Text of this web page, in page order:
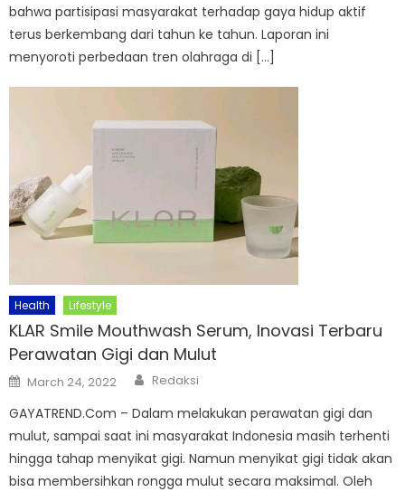
bahwa partisipasi masyarakat terhadap gaya hidup aktif
terus berkembang dari tahun ke tahun. Laporan ini
menyoroti perbedaan tren olahraga di […]
Health Lifestyle
KLAR Smile Mouthwash Serum, Inovasi Terbaru
Perawatan Gigi dan Mulut
Posted
on
March 24, 2022 Author
Redaksi
GAYATREND.Com – Dalam melakukan perawatan gigi dan
mulut, sampai saat ini masyarakat Indonesia masih terhenti
hingga tahap menyikat gigi. Namun menyikat gigi tidak akan
bisa membersihkan rongga mulut secara maksimal. Oleh